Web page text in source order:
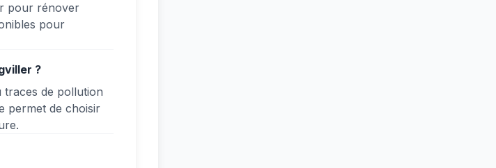
pour rénover
pour
?
traces de pollution
permet de choisir